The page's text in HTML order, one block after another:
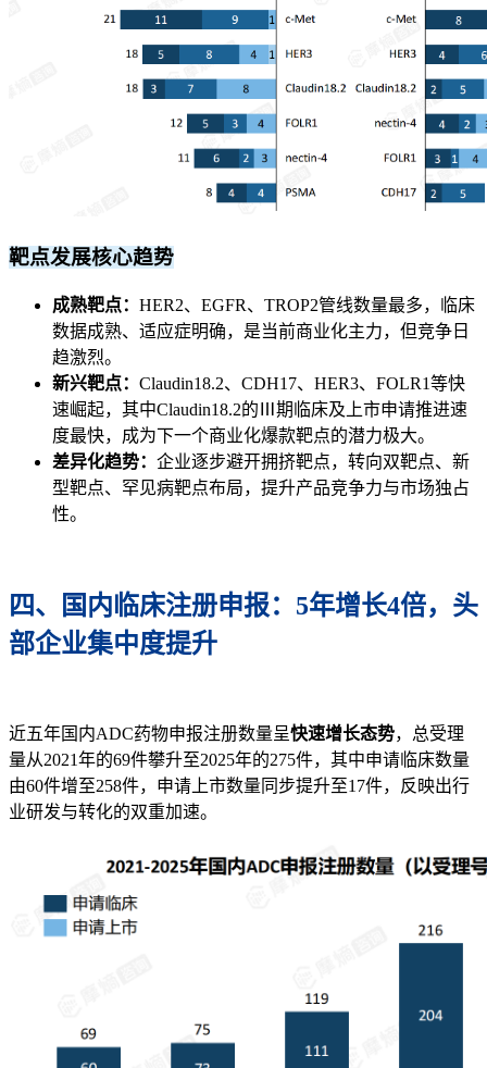
靶点发展核心趋势
成熟靶点： HER2、EGFR、TROP2管线数量最多，临床
数据成熟、适应症明确，是当前商业化主力，但竞争日
趋激烈。
新兴靶点： Claudin18.2、CDH17、HER3、FOLR1等快
速崛起，其中Claudin18.2的Ⅲ期临床及上市申请推进速
度最快，成为下一个商业化爆款靶点的潜力极大。
差异化趋势： 企业逐步避开拥挤靶点，转向双靶点、新
型靶点、罕见病靶点布局，提升产品竞争力与市场独占
性。
四、国内临床注册申报：5年增长4倍，头
部企业集中度提升
近五年国内ADC药物申报注册数量呈快速增长态势，总受理
量从2021年的69件攀升至2025年的275件，其中申请临床数量
由60件增至258件，申请上市数量同步提升至17件，反映出行
业研发与转化的双重加速。